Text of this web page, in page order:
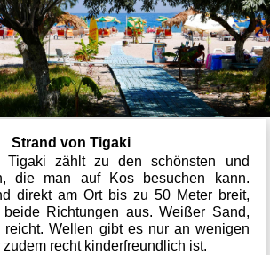
Strand von Tigaki
Tigaki zählt zu den schönsten und
die man auf Kos besuchen kann.
direkt am Ort bis zu 50 Meter breit,
Richtungen aus. Weißer Sand,
reicht. Wellen gibt es nur an wenigen
recht kinderfreundlich ist.